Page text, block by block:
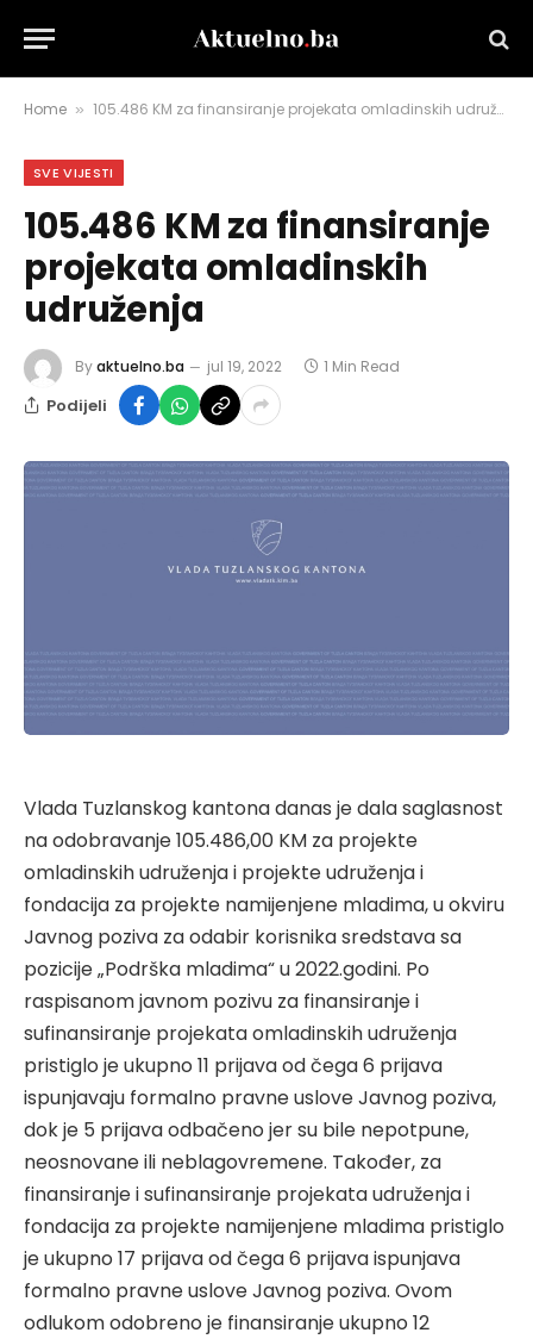
Home » 105.486 KM za finansiranje projekata omladinskih udruženja
SVE VIJESTI
105.486 KM za finansiranje
projekata omladinskih
udruženja
Byaktuelno.ba jul 19, 2022 1 Min Read
Podijeli
Vlada Tuzlanskog kantona danas je dala saglasnost
na odobravanje 105.486,00 KM za projekte
omladinskih udruženja i projekte udruženja i
fondacija za projekte namijenjene mladima, u okviru
Javnog poziva za odabir korisnika sredstava sa
pozicije „Podrška mladima“ u 2022.godini. Po
raspisanom javnom pozivu za finansiranje i
sufinansiranje projekata omladinskih udruženja
pristiglo je ukupno 11 prijava od čega 6 prijava
ispunjavaju formalno pravne uslove Javnog poziva,
dok je 5 prijava odbačeno jer su bile nepotpune,
neosnovane ili neblagovremene. Također, za
finansiranje i sufinansiranje projekata udruženja i
fondacija za projekte namijenjene mladima pristiglo
je ukupno 17 prijava od čega 6 prijava ispunjava
formalno pravne uslove Javnog poziva. Ovom
odlukom odobreno je finansiranje ukupno 12